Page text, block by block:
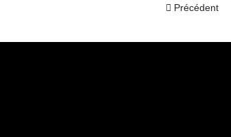
Article
Précédent